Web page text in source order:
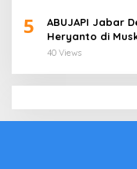
5
ABUJAPI Jabar
Heryanto di
40 Views